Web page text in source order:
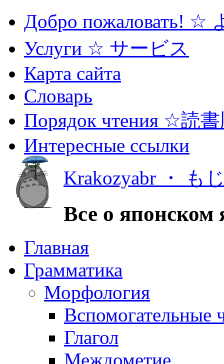
Добро пожаловать! ☆
Услуги ☆ サービス
Карта сайта
Словарь
Порядок чтения ☆読
Интересные ссылки
Krakozyabr ・ も
Все о японском
Главная
Грамматика
Морфология
Вспомогательные
Глагол
Междометие